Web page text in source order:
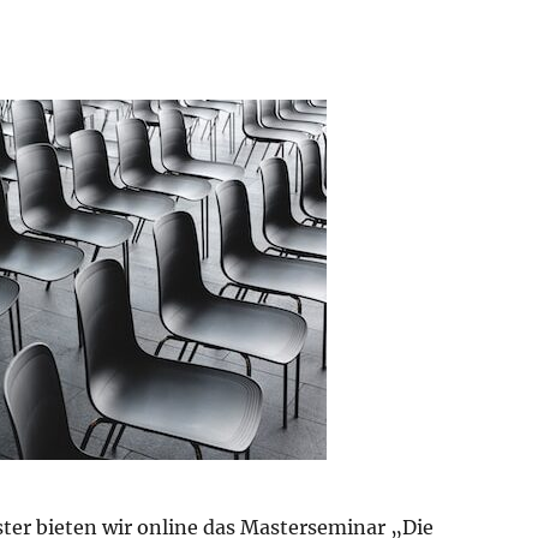
bieten wir online das Masterseminar „Die